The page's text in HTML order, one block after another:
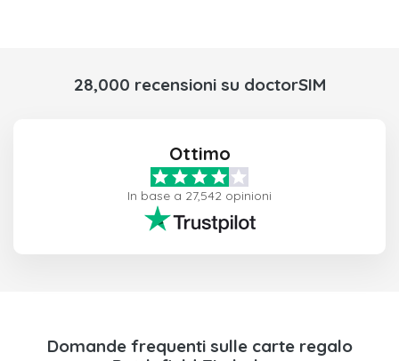
28,000 recensioni su doctorSIM
Ottimo
In base a 27,542 opinioni
Domande frequenti sulle carte regalo